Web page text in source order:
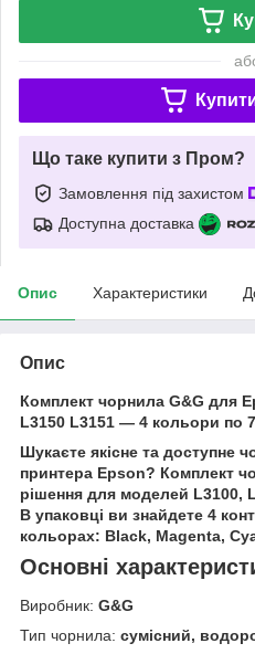
Що таке купити з Пром?
Замовлення під захистом
Доступна доставка
Опис Характеристики
Опис
Комплект чорнила G&G для
L3150 L3151 — 4 кольори по
Шукаєте якісне та доступне
принтера Epson? Комплект
рішення для моделей L3100,
В упаковці ви знайдете 4
кольорах: Black, Magenta,
Основні
Виробник: G&G
Тип чорнила: сумісний,